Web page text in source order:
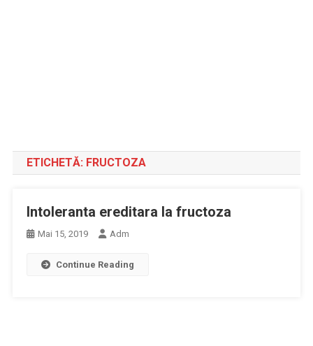
ETICHETĂ: FRUCTOZA
Intoleranta ereditara la fructoza
Mai 15, 2019 Adm
Continue Reading